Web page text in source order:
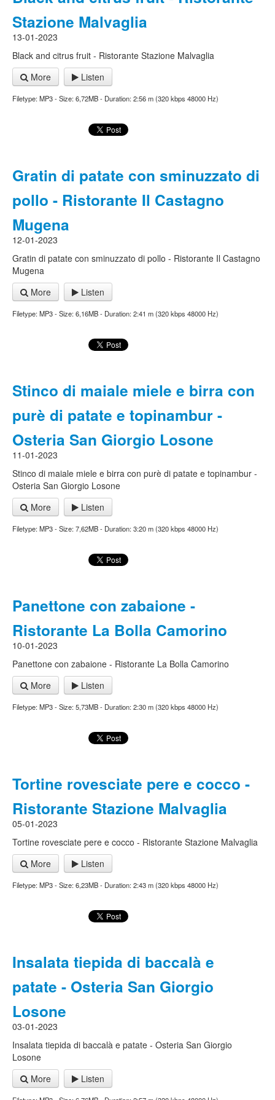
Stazione Malvaglia
13-01-2023
Black and citrus fruit - Ristorante Stazione Malvaglia
More
Listen
Filetype: MP3 - Size: 6,72MB - Duration: 2:56 m (320 kbps 48000 Hz)
Gratin di patate con sminuzzato di
pollo - Ristorante Il Castagno
Mugena
12-01-2023
Gratin di patate con sminuzzato di pollo - Ristorante Il Castagno
Mugena
More
Listen
Filetype: MP3 - Size: 6,16MB - Duration: 2:41 m (320 kbps 48000 Hz)
Stinco di maiale miele e birra con
purè di patate e topinambur -
Osteria San Giorgio Losone
11-01-2023
Stinco di maiale miele e birra con purè di patate e topinambur -
Osteria San Giorgio Losone
More
Listen
Filetype: MP3 - Size: 7,62MB - Duration: 3:20 m (320 kbps 48000 Hz)
Panettone con zabaione -
Ristorante La Bolla Camorino
10-01-2023
Panettone con zabaione - Ristorante La Bolla Camorino
More
Listen
Filetype: MP3 - Size: 5,73MB - Duration: 2:30 m (320 kbps 48000 Hz)
Tortine rovesciate pere e cocco -
Ristorante Stazione Malvaglia
05-01-2023
Tortine rovesciate pere e cocco - Ristorante Stazione Malvaglia
More
Listen
Filetype: MP3 - Size: 6,23MB - Duration: 2:43 m (320 kbps 48000 Hz)
Insalata tiepida di baccalà e
patate - Osteria San Giorgio
Losone
03-01-2023
Insalata tiepida di baccalà e patate - Osteria San Giorgio
Losone
More
Listen